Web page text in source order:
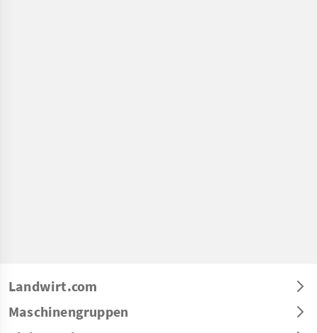
Landwirt.com
Maschinengruppen